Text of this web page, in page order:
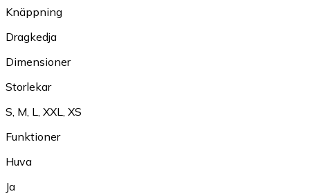
Knäppning
Dragkedja
Dimensioner
Storlekar
S, M, L, XXL, XS
Funktioner
Huva
Ja